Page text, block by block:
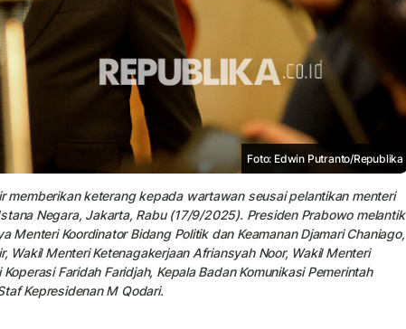
Foto: Edwin Putranto/Republika
memberikan keterang kepada wartawan seusai pelantikan menteri
Negara, Jakarta, Rabu (17/9/2025). Presiden Prabowo melantik
Menteri Koordinator Bidang Politik dan Keamanan Djamari Chaniago,
Wakil Menteri Ketenagakerjaan Afriansyah Noor, Wakil Menteri
Faridah Faridjah, Kepala Badan Komunikasi Pemerintah
Kepresidenan M Qodari.